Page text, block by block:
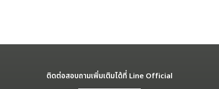
ติดต่อสอบถามเพิ่มเติมได้ที่ Line Official